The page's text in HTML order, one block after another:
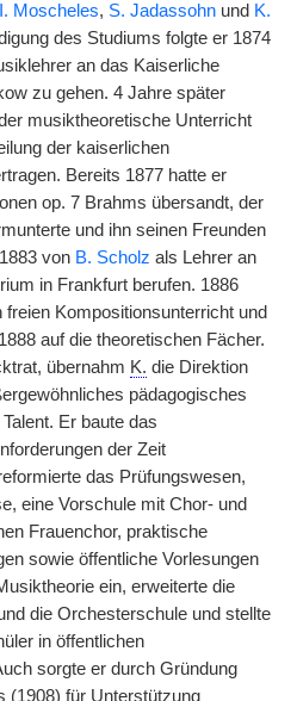
I. Moscheles, S. Jadassohn und K.
des Studiums folgte er 1874
an das Kaiserliche
zu gehen. 4 Jahre später
musiktheoretische Unterricht
der kaiserlichen
Bereits 1877 hatte er
op. 7 Brahms übersandt, der
und ihn seinen Freunden
1883 von B. Scholz als Lehrer an
in Frankfurt berufen. 1886
freien Kompositionsunterricht und
auf die theoretischen Fächer.
übernahm K. die Direktion
pädagogisches
Er baute das
der Zeit
das Prüfungswesen,
eine Vorschule mit Chor- und
Frauenchor, praktische
sowie öffentliche Vorlesungen
ein, erweiterte die
die Orchesterschule und stellte
in öffentlichen
sorgte er durch Gründung
(1908) für Unterstützung